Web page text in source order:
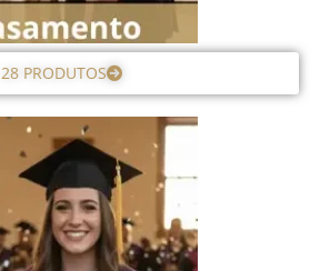
28 PRODUTOS